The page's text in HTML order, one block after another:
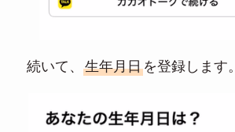
続いて、 生年月日を登録します。